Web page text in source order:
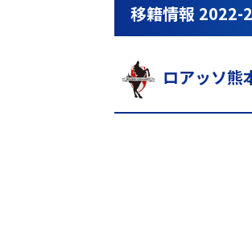
移籍情報 2022-
ロアッソ熊